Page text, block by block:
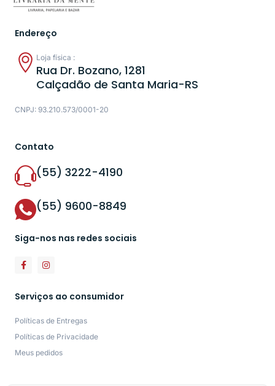
Endereço
Loja física :
Rua Dr. Bozano, 1281
Calçadão de Santa Maria-RS
CNPJ: 93.210.573/0001-20
Contato
(55) 3222-4190
(55) 9600-8849
Siga-nos nas redes sociais
Serviços ao consumidor
Políticas de Entregas
Políticas de Privacidade
Meus pedidos